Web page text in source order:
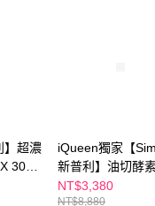
頁面顯示為準，若有關於
請聯繫「AFTEE先享後付
support/home
】超濃
30顆
素升
】超
iQueen獨家【
新普利】油切酵
EX+超濃代謝夜
EX(3+3組)日酵
NT$3,380
NT$8,880